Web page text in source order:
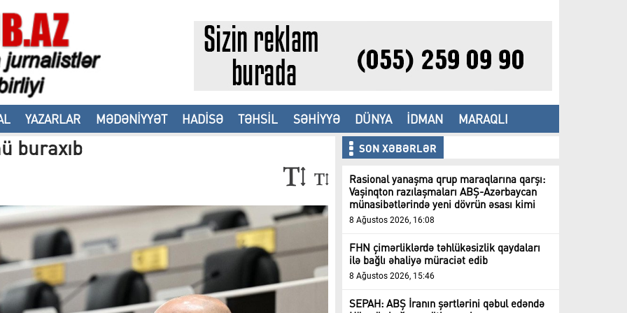
YAZARLAR MƏDƏNİYYƏT HADİSƏ TƏHSİL SƏHİYYƏ DÜNYA İDMAN
MARAQLI
buraxıb SON XƏBƏRLƏR
Rasional yanaşma qrup maraqlarına qarşı:
Vaşinqton razılaşmaları ABŞ-Azərbaycan
münasibətlərində yeni dövrün əsası kimi
8 Ağustos 2026, 16:08
FHN çimərliklərdə təhlükəsizlik qaydaları
ilə bağlı əhaliyə müraciət edib
8 Ağustos 2026, 15:46
SEPAH: ABŞ İranın şərtlərini qəbul edəndə